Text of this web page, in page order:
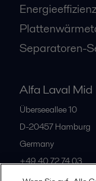
Energieeffizienz
Separatoren-
Alfa Laval
Überseeallee 10
D-20457 Hamburg
Germany
+49 40 72 74 03